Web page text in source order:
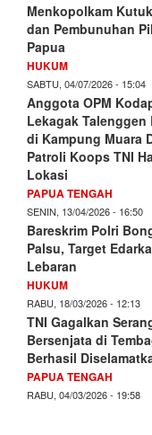
Menkopolkam
dan Pembunuhan
Papua
HUKUM
SABTU, 04/07/2026 - 15:04
Anggota OPM
Lekagak Talenggen
di Kampung Muara
Patroli Koops TNI
Lokasi
PAPUA TENGAH
SENIN, 13/04/2026 - 16:50
Bareskrim Polri
Palsu, Target
Lebaran
HUKUM
RABU, 18/03/2026 - 12:13
TNI Gagalkan
Bersenjata di
Berhasil
PAPUA TENGAH
RABU, 04/03/2026 - 19:58